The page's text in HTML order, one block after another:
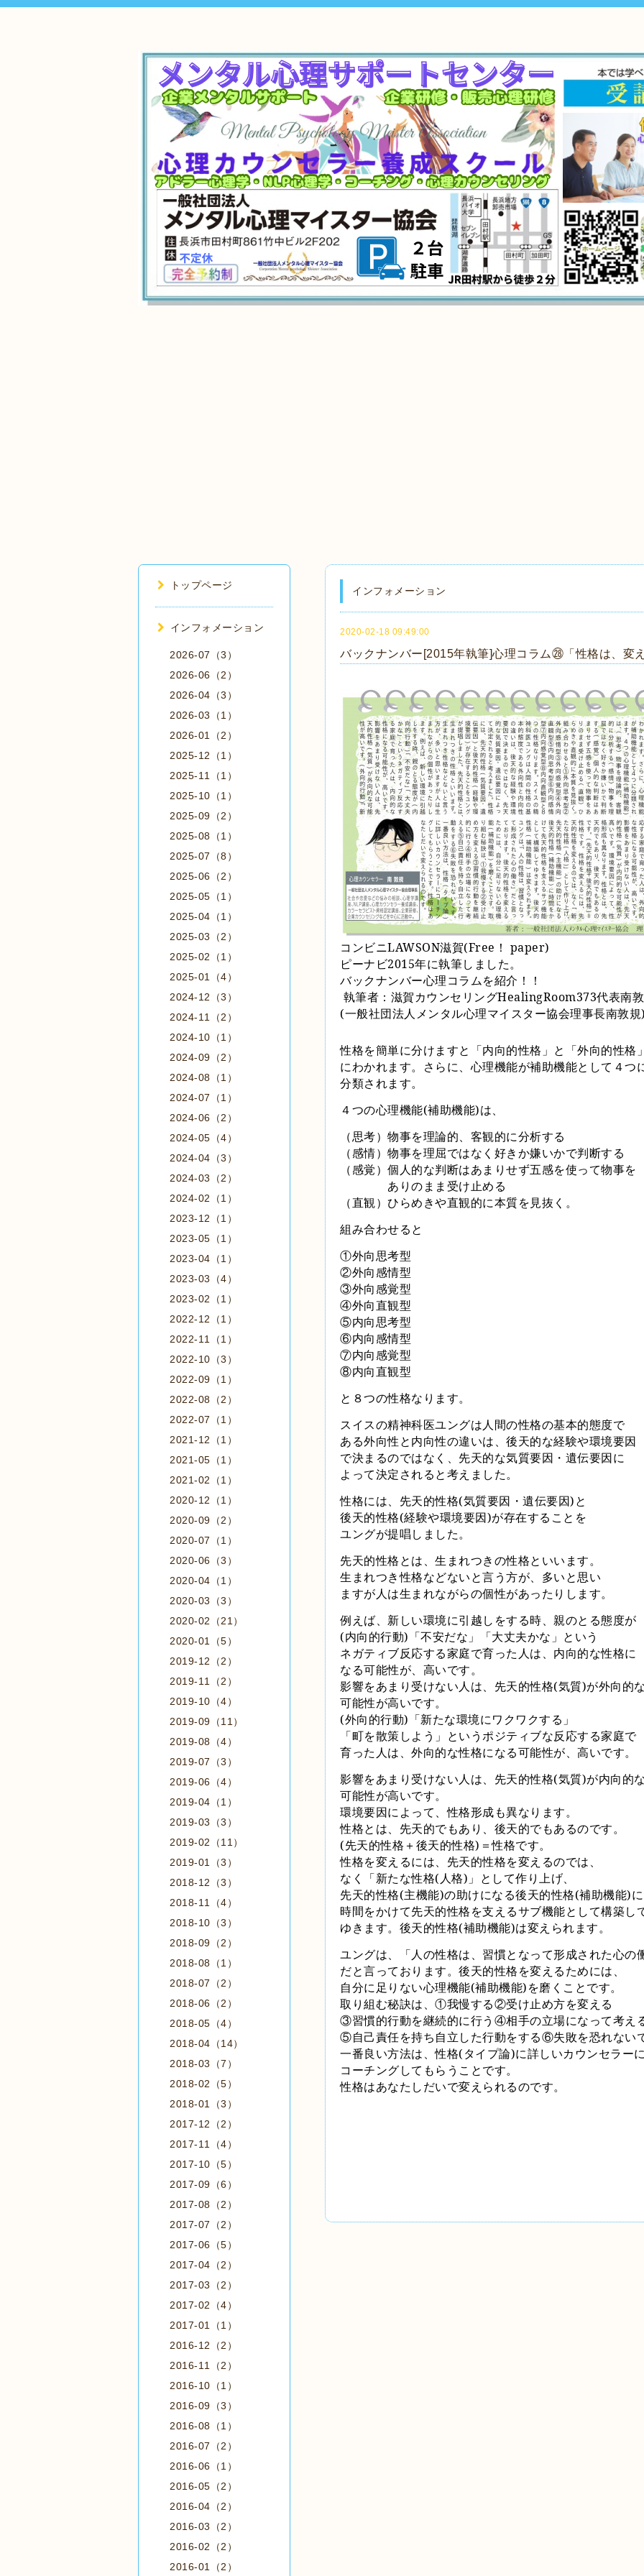
インフォメーション
2020-02-18 09:49:00
バックナンバー[2015年執筆]心理コラム㉘「性格は、変
コンビニLAWSON滋賀(Free！ paper)
ピーナビ2015年に執筆しました。
バックナンバー心理コラムを紹介！！
執筆者：滋賀カウンセリングHealingRoom373代表南
(一般社団法人メンタル心理マイスター協会理事長南敦規)
性格を簡単に分けますと「内向的性格」と「外向的性格」
にわかれます。さらに、心理機能が補助機能として４つ
分類されます。
４つの心理機能(補助機能)は、
（思考）物事を理論的、客観的に分析する
（感情）物事を理屈ではなく好きか嫌いかで判断する
（感覚）個人的な判断はあまりせず五感を使って物事を
ありのまま受け止める
（直観）ひらめきや直観的に本質を見抜く。
組み合わせると
①外向思考型
②外向感情型
③外向感覚型
④外向直観型
⑤内向思考型
⑥内向感情型
⑦内向感覚型
⑧内向直観型
と８つの性格なります。
スイスの精神科医ユングは人間の性格の基本的態度で
ある外向性と内向性の違いは、後天的な経験や環境要因
で決まるのではなく、先天的な気質要因・遺伝要因に
よって決定されると考えました。
性格には、先天的性格(気質要因・遺伝要因)と
後天的性格(経験や環境要因)が存在することを
ユングが提唱しました。
先天的性格とは、生まれつきの性格といいます。
生まれつき性格などないと言う方が、多いと思い
ますが人は生まれながらの個性があったりします。
例えば、新しい環境に引越しをする時、親のとる態度が
(内向的行動) 「不安だな」「大丈夫かな」という
ネガティブ反応する家庭で育った人は、内向的な性格に
なる可能性が、高いです。
影響をあまり受けない人は、先天的性格(気質)が外向的な
可能性が高いです。
(外向的行動) 「新たな環境にワクワクする」
「町を散策しよう」というポジティブな反応する家庭で
育った人は、外向的な性格になる可能性が、高いです。
影響をあまり受けない人は、先天的性格(気質)が内向的な
可能性が高いです。
環境要因によって、性格形成も異なります。
性格とは、先天的でもあり、後天的でもあるのです。
(先天的性格＋後天的性格) ＝性格です。
性格を変えるには、先天的性格を変えるのでは、
なく「新たな性格(人格) 」として作り上げ、
先天的性格(主機能)の助けになる後天的性格(補助機能)に
時間をかけて先天的性格を支えるサブ機能として構築し
ゆきます。後天的性格(補助機能)は変えられます。
ユングは、「人の性格は、習慣となって形成された心の
だと言っております。後天的性格を変えるためには、
自分に足りない心理機能(補助機能)を磨くことです。
取り組む秘訣は、①我慢する②受け止め方を変える
③習慣的行動を継続的に行う④相手の立場になって考え
⑤自己責任を持ち自立した行動をする⑥失敗を恐れないで
一番良い方法は、性格(タイプ論)に詳しいカウンセラーに
コーチングしてもらうことです。
性格はあなたしだいで変えられるのです。
トップページ
インフォメーション
2026-07（3）
2026-06（2）
2026-04（3）
2026-03（1）
2026-01（2）
2025-12（1）
2025-11（1）
2025-10（1）
2025-09（2）
2025-08（1）
2025-07（8）
2025-06（2）
2025-05（1）
2025-04（1）
2025-03（2）
2025-02（1）
2025-01（4）
2024-12（3）
2024-11（2）
2024-10（1）
2024-09（2）
2024-08（1）
2024-07（1）
2024-06（2）
2024-05（4）
2024-04（3）
2024-03（2）
2024-02（1）
2023-12（1）
2023-05（1）
2023-04（1）
2023-03（4）
2023-02（1）
2022-12（1）
2022-11（1）
2022-10（3）
2022-09（1）
2022-08（2）
2022-07（1）
2021-12（1）
2021-05（1）
2021-02（1）
2020-12（1）
2020-09（2）
2020-07（1）
2020-06（3）
2020-04（1）
2020-03（3）
2020-02（21）
2020-01（5）
2019-12（2）
2019-11（2）
2019-10（4）
2019-09（11）
2019-08（4）
2019-07（3）
2019-06（4）
2019-04（1）
2019-03（3）
2019-02（11）
2019-01（3）
2018-12（3）
2018-11（4）
2018-10（3）
2018-09（2）
2018-08（1）
2018-07（2）
2018-06（2）
2018-05（4）
2018-04（14）
2018-03（7）
2018-02（5）
2018-01（3）
2017-12（2）
2017-11（4）
2017-10（5）
2017-09（6）
2017-08（2）
2017-07（2）
2017-06（5）
2017-04（2）
2017-03（2）
2017-02（4）
2017-01（1）
2016-12（2）
2016-11（2）
2016-10（1）
2016-09（3）
2016-08（1）
2016-07（2）
2016-06（1）
2016-05（2）
2016-04（2）
2016-03（2）
2016-02（2）
2016-01（2）